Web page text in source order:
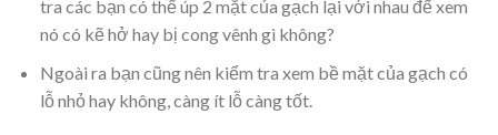
tra các bạn có thể úp 2 mặt của gạch lại với nhau để xem
nó có kẽ hở hay bị cong vênh gì không?
Ngoài ra bạn cũng nên kiểm tra xem bề mặt của gạch có
lỗ nhỏ hay không, càng ít lỗ càng tốt.